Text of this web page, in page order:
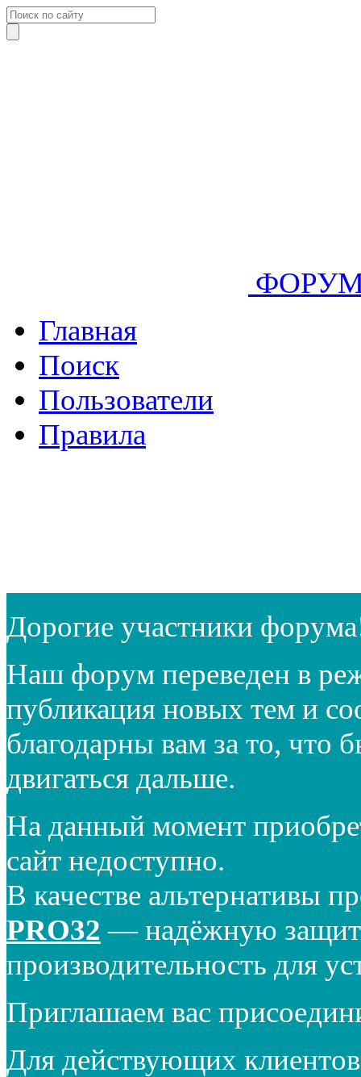
Главная
Поиск
Пользователи
Правила
Дорогие участники
Наш форум переведен в
публикация новых тем и
благодарны вам за то, что
двигаться дальше.
На данный момент
сайт недоступно.
В качестве альтернативы
PRO32 — надёжную
производительность для
Приглашаем вас
Для действующих